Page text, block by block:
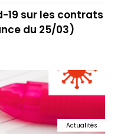
19 sur les contrats
du 25/03)
Actualités